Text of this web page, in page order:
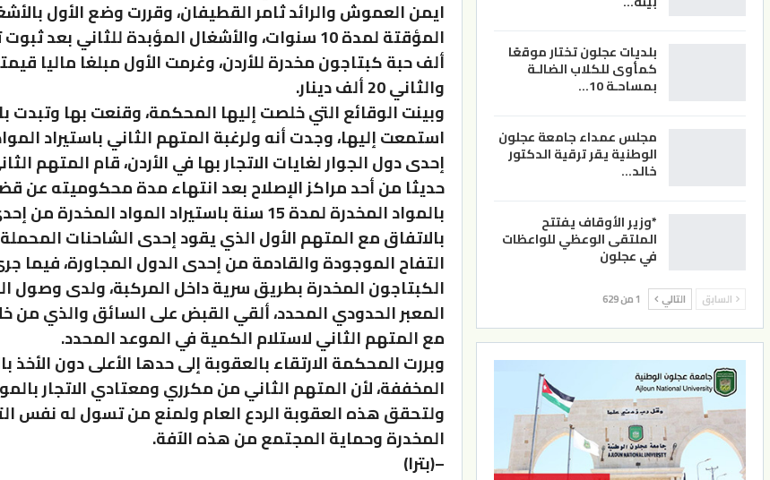
ايمن العموش والرائد ثامر القطيفان، وقررت وضع الأول
والثاني 20 ألف دينار.
وبينت الوقائع التي خلصت إليها المحكمة، وقنعت بها وتبدت
استمعت إليها، وجدت أنه ولرغبة المتهم الثاني باستيراد
إحدى دول الجوار لغايات الاتجار بها في الأردن، قام المتهم
حديثا من أحد مراكز الإصلاح بعد انتهاء مدة محكوميته عن
بالمواد المخدرة لمدة 15 سنة باستيراد المواد
بالاتفاق مع المتهم الأول الذي يقود إحدى الشاحنات
التفاح الموجودة والقادمة من إحدى الدول المجاورة، فيما
الكبتاجون المخدرة بطريق سرية داخل المركبة، ولدى وصول
المعبر الحدودي المحدد، ألقي القبض على السائق والذي من
مع المتهم الثاني لاستلام الكمية في الموعد المحدد.
وبررت المحكمة الارتقاء بالعقوبة إلى حدها الأعلى دون الأخذ
المخففة، لأن المتهم الثاني من مكرري ومعتادي الاتجار
ولتحقق هذه العقوبة الردع العام ولمنع من تسول له نفس
المخدرة وحماية المجتمع من هذه الآفة.
–(بترا)
بلديات عجلون تختار موقعًا
كمأوى للكلاب الضالـة
بمساحـة 10…
مجلس عمداء جامعة عجلون
الوطنية يقر ترقية الدكتور
خالد…
*وزير الأوقاف يفتتح
الملتقى الوعظي للواعظات
في عجلون
السابق التالي 1 من 629